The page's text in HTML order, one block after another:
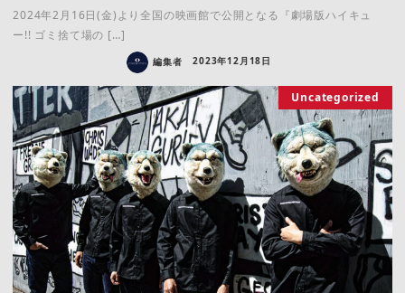
2024年2月16日(金)より全国の映画館で公開となる『劇場版ハイキュ
ー!! ゴミ捨て場の […]
編集者 2023年12月18日
Uncategorized